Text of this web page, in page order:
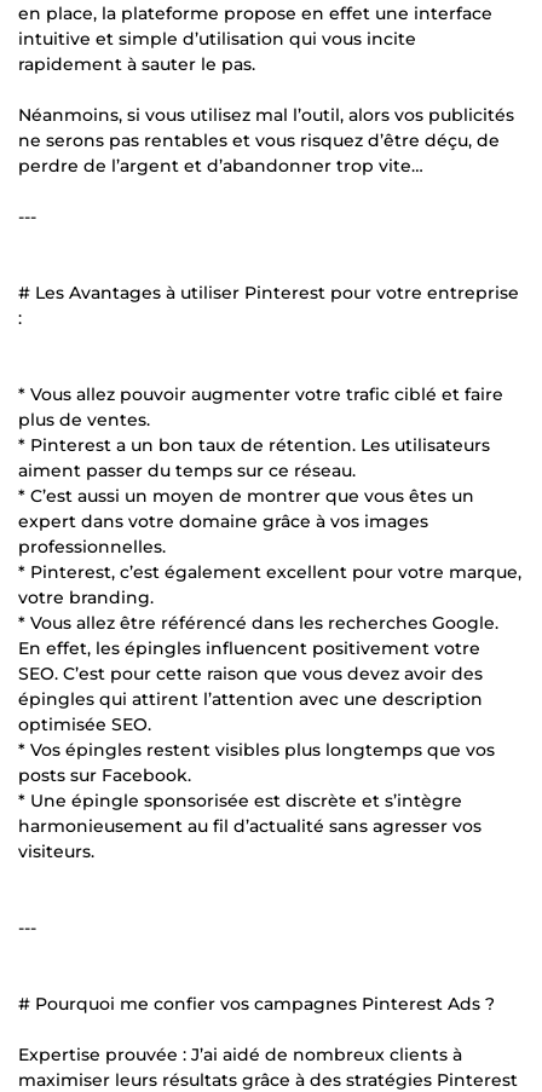
en place, la plateforme propose en effet une interface
intuitive et simple d’utilisation qui vous incite
rapidement à sauter le pas.
Néanmoins, si vous utilisez mal l’outil, alors vos publicités
ne serons pas rentables et vous risquez d’être déçu, de
perdre de l’argent et d’abandonner trop vite…
---
# Les Avantages à utiliser Pinterest pour votre entreprise
:
* Vous allez pouvoir augmenter votre trafic ciblé et faire
plus de ventes.
* Pinterest a un bon taux de rétention. Les utilisateurs
aiment passer du temps sur ce réseau.
* C’est aussi un moyen de montrer que vous êtes un
expert dans votre domaine grâce à vos images
professionnelles.
* Pinterest, c’est également excellent pour votre marque,
votre branding.
* Vous allez être référencé dans les recherches Google.
En effet, les épingles influencent positivement votre
SEO. C’est pour cette raison que vous devez avoir des
épingles qui attirent l’attention avec une description
optimisée SEO.
* Vos épingles restent visibles plus longtemps que vos
posts sur Facebook.
* Une épingle sponsorisée est discrète et s’intègre
harmonieusement au fil d’actualité sans agresser vos
visiteurs.
---
# Pourquoi me confier vos campagnes Pinterest Ads ?
Expertise prouvée : J’ai aidé de nombreux clients à
maximiser leurs résultats grâce à des stratégies Pinterest